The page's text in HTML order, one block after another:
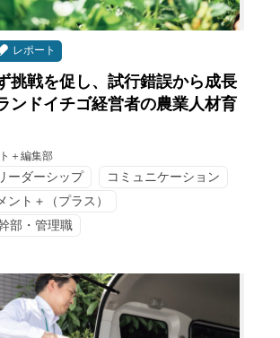
レポート
挑戦を促し、試行錯誤から成長
ンドイチゴ経営者の農業人材育
＋編集部
ーダーシップ
コミュニケーション
ント＋（プラス）
部・管理職